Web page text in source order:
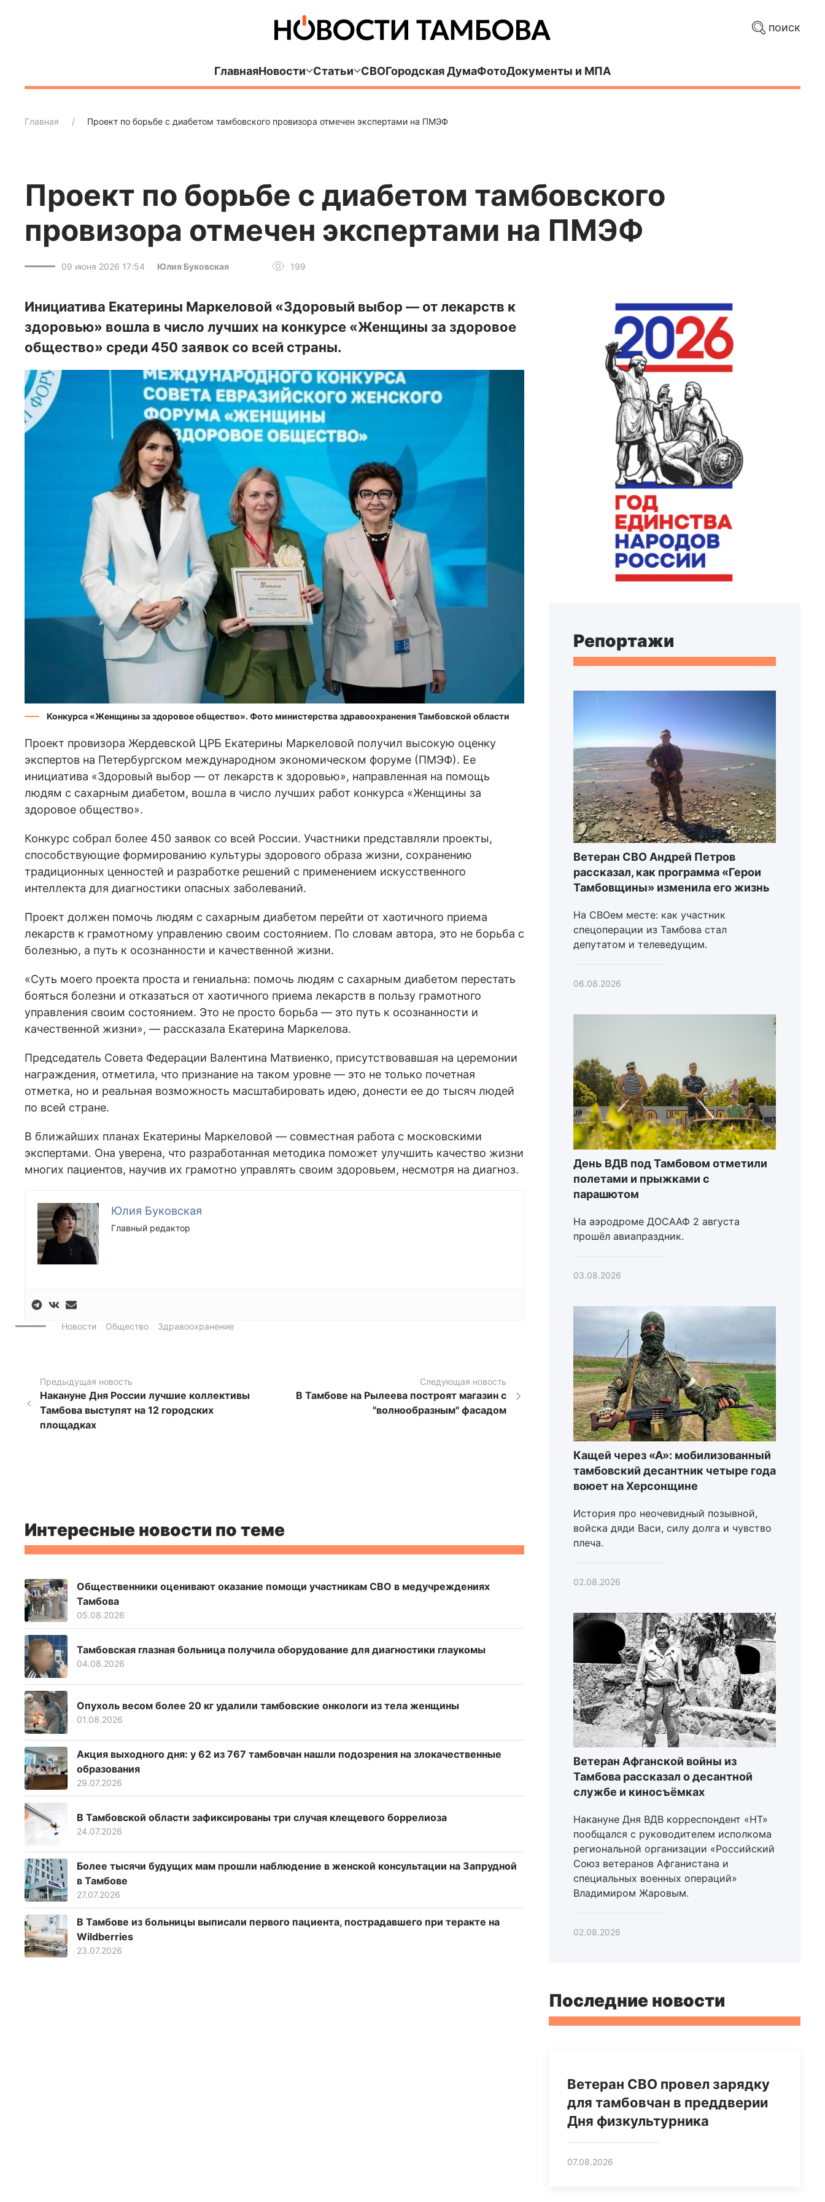
поиск
ГлавнаяНовости Статьи СВОГородская ДумаФотоДокументы и МПА
Главная Проект по борьбе с диабетом тамбовского провизора отмечен экспертами на ПМЭФ
Проект по борьбе с диабетом тамбовского
провизора отмечен экспертами на ПМЭФ
09 июня 2026 17:54 Юлия Буковская 199
Инициатива Екатерины Маркеловой «Здоровый выбор — от лекарств к
здоровью» вошла в число лучших на конкурсе «Женщины за здоровое
общество» среди 450 заявок со всей страны.
Конкурса «Женщины за здоровое общество». Фото министерства здравоохранения Тамбовской области
Проект провизора Жердевской ЦРБ Екатерины Маркеловой получил высокую оценку
экспертов на Петербургском международном экономическом форуме (ПМЭФ). Ее
инициатива «Здоровый выбор — от лекарств к здоровью», направленная на помощь
людям с сахарным диабетом, вошла в число лучших работ конкурса «Женщины за
здоровое общество».
Конкурс собрал более 450 заявок со всей России. Участники представляли проекты,
способствующие формированию культуры здорового образа жизни, сохранению
традиционных ценностей и разработке решений с применением искусственного
интеллекта для диагностики опасных заболеваний.
Проект должен помочь людям с сахарным диабетом перейти от хаотичного приема
лекарств к грамотному управлению своим состоянием. По словам автора, это не борьба с
болезнью, а путь к осознанности и качественной жизни.
«Суть моего проекта проста и гениальна: помочь людям с сахарным диабетом перестать
бояться болезни и отказаться от хаотичного приема лекарств в пользу грамотного
управления своим состоянием. Это не просто борьба — это путь к осознанности и
качественной жизни», — рассказала Екатерина Маркелова.
Председатель Совета Федерации Валентина Матвиенко, присутствовавшая на церемонии
награждения, отметила, что признание на таком уровне — это не только почетная
отметка, но и реальная возможность масштабировать идею, донести ее до тысяч людей
по всей стране.
В ближайших планах Екатерины Маркеловой — совместная работа с московскими
экспертами. Она уверена, что разработанная методика поможет улучшить качество жизни
многих пациентов, научив их грамотно управлять своим здоровьем, несмотря на диагноз.
Юлия Буковская
Главный редактор
Новости Общество Здравоохранение
Предыдущая новость
Накануне Дня России лучшие коллективы
Тамбова выступят на 12 городских
площадках
Следующая новость
В Тамбове на Рылеева построят магазин с
"волнообразным" фасадом
Интересные новости по теме
Общественники оценивают оказание помощи участникам СВО в медучреждениях
Тамбова
05.08.2026
Тамбовская глазная больница получила оборудование для диагностики глаукомы
04.08.2026
Опухоль весом более 20 кг удалили тамбовские онкологи из тела женщины
01.08.2026
Акция выходного дня: у 62 из 767 тамбовчан нашли подозрения на злокачественные
образования
29.07.2026
В Тамбовской области зафиксированы три случая клещевого боррелиоза
24.07.2026
Более тысячи будущих мам прошли наблюдение в женской консультации на Запрудной
в Тамбове
27.07.2026
В Тамбове из больницы выписали первого пациента, пострадавшего при теракте на
Wildberries
23.07.2026
Репортажи
Ветеран СВО Андрей Петров
рассказал, как программа «Герои
Тамбовщины» изменила его жизнь
На СВОем месте: как участник
спецоперации из Тамбова стал
депутатом и телеведущим.
06.08.2026
День ВДВ под Тамбовом отметили
полетами и прыжками с
парашютом
На аэродроме ДОСААФ 2 августа
прошёл авиапраздник.
03.08.2026
Кащей через «А»: мобилизованный
тамбовский десантник четыре года
воюет на Херсонщине
История про неочевидный позывной,
войска дяди Васи, силу долга и чувство
плеча.
02.08.2026
Ветеран Афганской войны из
Тамбова рассказал о десантной
службе и киносъёмках
Накануне Дня ВДВ корреспондент «НТ»
пообщался с руководителем исполкома
региональной организации «Российский
Союз ветеранов Афганистана и
специальных военных операций»
Владимиром Жаровым.
02.08.2026
Последние новости
Ветеран СВО провел зарядку
для тамбовчан в преддверии
Дня физкультурника
07.08.2026